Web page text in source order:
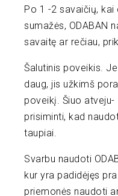
Po 1 -2 savaičių,
sumažės, ODABAN
savaitę ar rečiau,
Šalutinis poveikis.
daug, jis užkimš
poveikį. Šiuo
prisiminti, kad
taupiai.
Svarbu naudoti
kur yra padidėjęs
priemonės naudoti